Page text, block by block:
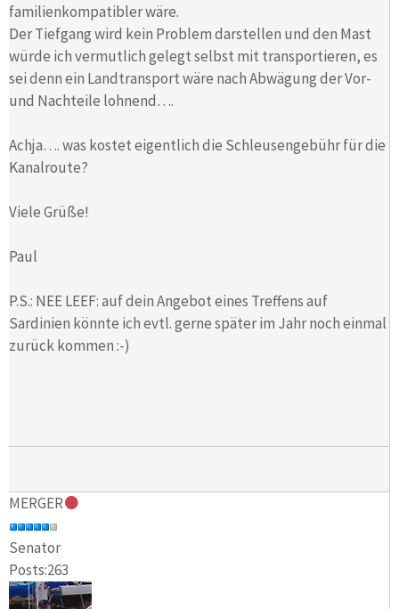
familienkompatibler wäre.
Der Tiefgang wird kein Problem darstellen und den Mast
würde ich vermutlich gelegt selbst mit transportieren, es
sei denn ein Landtransport wäre nach Abwägung der Vor-
und Nachteile lohnend….
Achja…. was kostet eigentlich die Schleusengebühr für die
Kanalroute?
Viele Grüße!
Paul
P.S.: NEE LEEF: auf dein Angebot eines Treffens auf
Sardinien könnte ich evtl. gerne später im Jahr noch einmal
zurück kommen :-)
MERGER
Senator
Posts:263